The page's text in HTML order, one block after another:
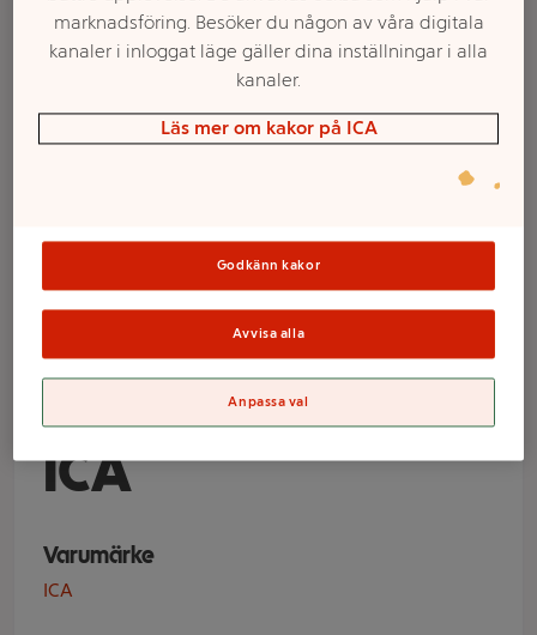
Kronljus Vit
Stearin 20cm 30-p
ICA
Varumärke
ICA
marknadsföring. Besöker du någon av våra digitala
kanaler i inloggat läge gäller dina inställningar i alla
kanaler.
Läs mer om kakor på ICA
Godkänn kakor
Avvisa alla
Anpassa val